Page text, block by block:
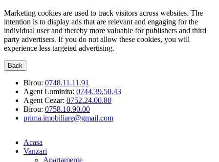
Marketing cookies are used to track visitors across websites. The
intention is to display ads that are relevant and engaging for the
individual user and thereby more valuable for publishers and third
party advertisers. If you do not allow these cookies, you will
experience less targeted advertising.
Back
Birou: 0748.11.11.91
Agent Luminita: 0744.39.50.43
Agent Cezar: 0752.24.00.80
Birou: 0758.10.90.00
prima.imobiliare@gmail.com
Acasa
Vanzari
Apartamente